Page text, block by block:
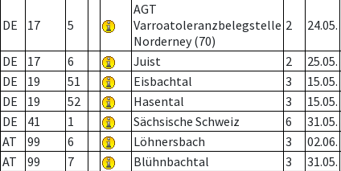
DE 17 5
AGT
Varroatoleranzbelegstelle
Norderney (70)
2 24.05.
DE 17 6 Juist 2 25.05.
DE
19 51 Eisbachtal 3 15.05.
DE
19 52 Hasental 3 15.05.
DE
41 1 Sächsische Schweiz 6 31.05.
AT
99 6 Löhnersbach 3 02.06.
AT
99 7 Blühnbachtal 3 31.05.